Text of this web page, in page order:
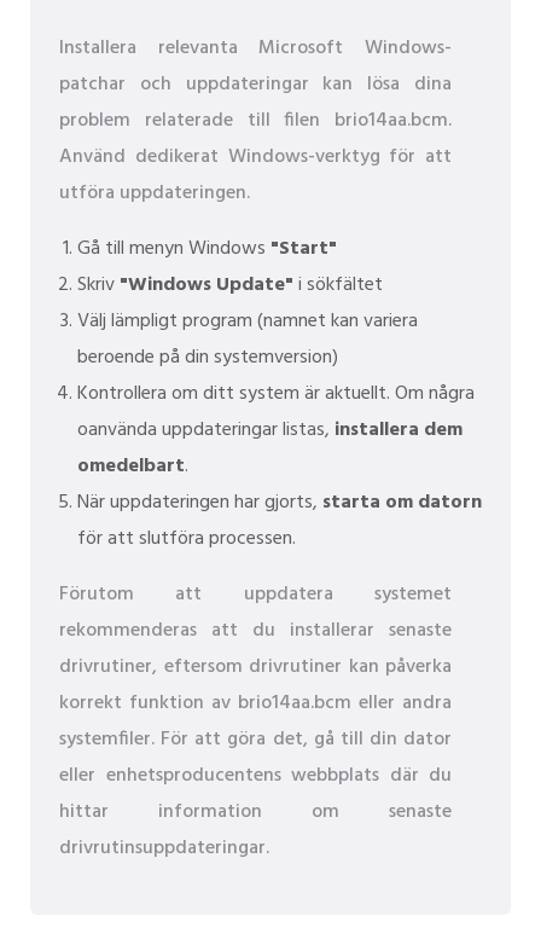
Installera relevanta Microsoft Windows-
patchar och uppdateringar kan lösa dina
problem relaterade till filen brio14aa.bcm.
Använd dedikerat Windows-verktyg för att
utföra uppdateringen.
Gå till menyn Windows "Start"
Skriv"Windows Update"i sökfältet
Välj lämpligt program (namnet kan variera
beroende på din systemversion)
Kontrollera om ditt system är aktuellt. Om några
oanvända uppdateringar listas, installera dem
omedelbart.
När uppdateringen har gjorts, starta om datorn
för att slutföra processen.
Förutom att uppdatera systemet
rekommenderas att du installerar senaste
drivrutiner, eftersom drivrutiner kan påverka
korrekt funktion av brio14aa.bcm eller andra
systemfiler. För att göra det, gå till din dator
eller enhetsproducentens webbplats där du
hittar information om senaste
drivrutinsuppdateringar.